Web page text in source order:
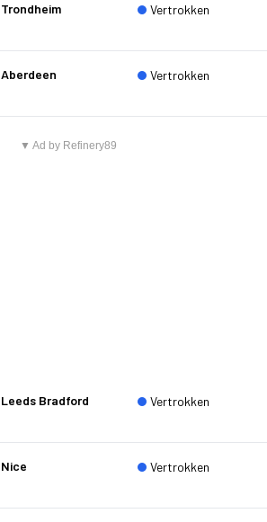
Trondheim Vertrokken
Aberdeen Vertrokken
▼ Ad by Refinery89
Leeds Bradford Vertrokken
Nice Vertrokken